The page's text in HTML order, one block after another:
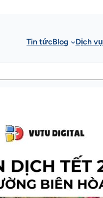
Tin tứcBlog Dịch vụ